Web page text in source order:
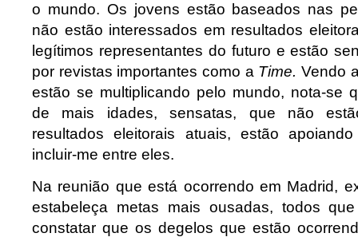
o mundo. Os jovens estão baseados nas
não estão interessados em resultados
legítimos representantes do futuro e estão
por revistas importantes como a Time.Vendo
estão se multiplicando pelo mundo, nota-se
de mais idades, sensatas, que não
resultados eleitorais atuais, estão
incluir-me entre eles.
Na reunião que está ocorrendo em Madrid,
estabeleça metas mais ousadas, todos
constatar que os degelos que estão